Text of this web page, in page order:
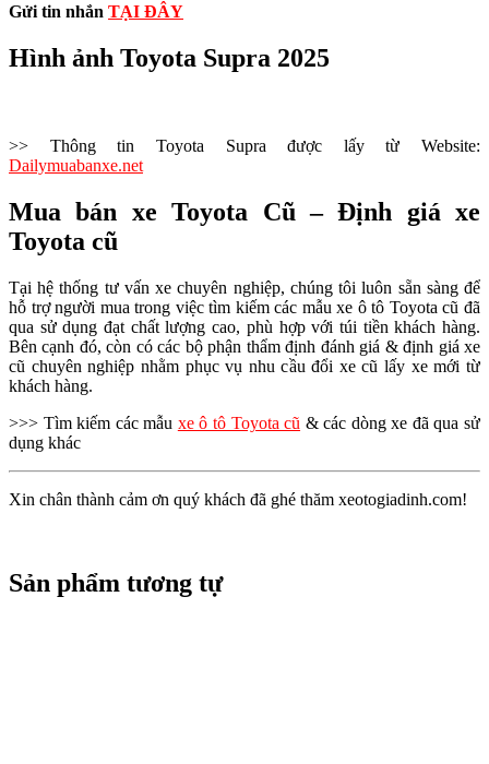
Gửi tin nhắn TẠI ĐÂY
Hình ảnh Toyota Supra 2025
>> Thông tin Toyota Supra được lấy từ Website:
Dailymuabanxe.net
Mua bán xe Toyota Cũ – Định giá xe
Toyota cũ
Tại hệ thống tư vấn xe chuyên nghiệp, chúng tôi luôn sẵn sàng để
hỗ trợ người mua trong việc tìm kiếm các mẫu xe ô tô Toyota cũ đã
qua sử dụng đạt chất lượng cao, phù hợp với túi tiền khách hàng.
Bên cạnh đó, còn có các bộ phận thẩm định đánh giá & định giá xe
cũ chuyên nghiệp nhằm phục vụ nhu cầu đổi xe cũ lấy xe mới từ
khách hàng.
>>> Tìm kiếm các mẫu xe ô tô Toyota cũ & các dòng xe đã qua sử
dụng khác
Xin chân thành cảm ơn quý khách đã ghé thăm xeotogiadinh.com!
Sản phẩm tương tự